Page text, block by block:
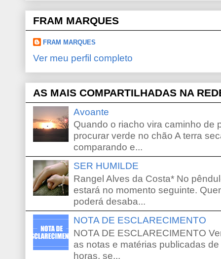
FRAM MARQUES
FRAM MARQUES
Ver meu perfil completo
AS MAIS COMPARTILHADAS NA
Avoante
Quando o riacho vira caminho de
procurar verde no chão A terra
comparando e...
SER HUMILDE
Rangel Alves da Costa* No
estará no momento seguinte.
poderá desaba...
NOTA DE ESCLARECIMENTO
NOTA DE ESCLARECIMENTO
as notas e matérias publicadas
horas, se...